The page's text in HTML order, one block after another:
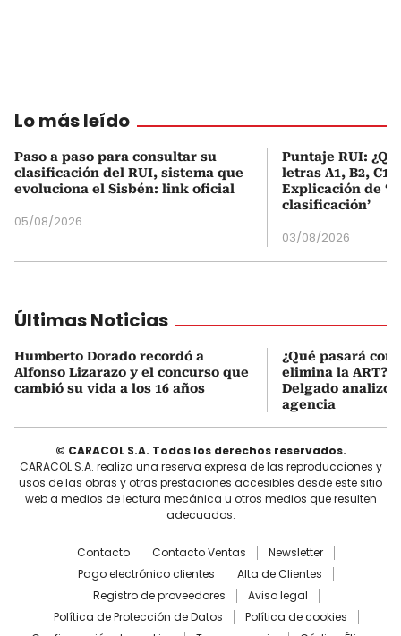
Lo más leído
Paso a paso para consultar su
clasificación del RUI, sistema que
evoluciona el Sisbén: link oficial
05/08/2026
Puntaje RUI:
letras A1, B2, C1
Explicación de
clasificación’
03/08/2026
Últimas Noticias
Humberto Dorado recordó a
Alfonso Lizarazo y el concurso que
cambió su vida a los 16 años
¿Qué pasará con
elimina la ART?
Delgado analizó
agencia
© CARACOL S.A. Todos los derechos reservados.
CARACOL S.A. realiza una reserva expresa de las reproducciones y
usos de las obras y otras prestaciones accesibles desde este sitio
web a medios de lectura mecánica u otros medios que resulten
adecuados.
Contacto Contacto Ventas
Newsletter
Pago electrónico clientes
Alta de Clientes
Registro de proveedores
Aviso legal
Política de Protección de Datos
Política de cookies